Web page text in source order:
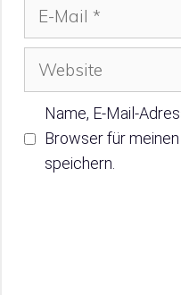
Website
Name, E-Mail-
Browser für
speichern.